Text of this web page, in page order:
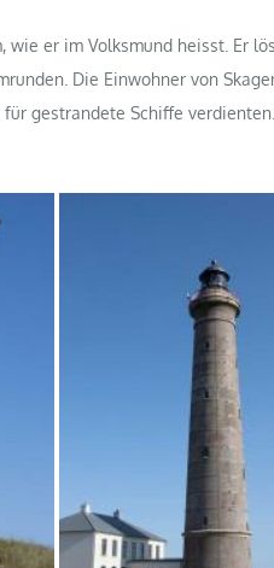
er im Volksmund heisst. Er
Die Einwohner von
gestrandete Schiffe